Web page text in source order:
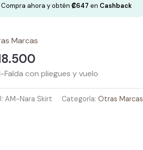
Compra ahora y obtén₡647 en Cashback
Marcas
Falda con pliegues y vuelo
AM-Nara Skirt Categoría:Otras Marcas